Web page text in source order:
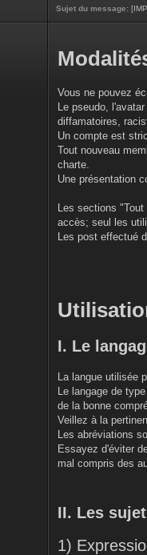
Sujet du message:
Vous ne pouvez
Le pseudo,
diffamatoires,
Un compte est
Tout nouveau
charte.
Une présentation
Les sections
accès; seul les
Les post effectué
I. Le
La langue utilisée
Le langage de
de la bonne
Veillez à la
Les abréviations
Essayez d'éviter
mal compris des
II. Les
1)